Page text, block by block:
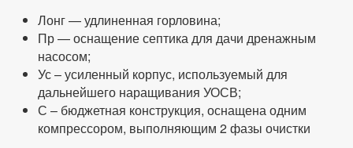
Лонг — удлиненная горловина;
Пр — оснащение септика для дачи дренажным
насосом;
Ус – усиленный корпус, используемый для
дальнейшего наращивания УОСВ;
С – бюджетная конструкция, оснащена одним
компрессором, выполняющим 2 фазы очистки